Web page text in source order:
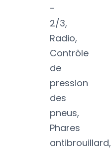
-
2/3,
Radio,
Contrôle
de
pression
des
pneus,
Phares
antibrouillard,